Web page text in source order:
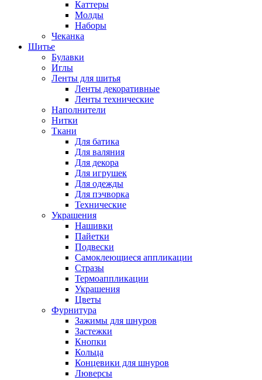
Каттеры
Молды
Наборы
Чеканка
Шитье
Булавки
Иглы
Ленты для шитья
Ленты декоративные
Ленты технические
Наполнители
Нитки
Ткани
Для батика
Для валяния
Для декора
Для игрушек
Для одежды
Для пэчворка
Технические
Украшения
Нашивки
Пайетки
Подвески
Самоклеющиеся аппликации
Стразы
Термоаппликации
Украшения
Цветы
Фурнитура
Зажимы для шнуров
Застежки
Кнопки
Кольца
Концевики для шнуров
Люверсы